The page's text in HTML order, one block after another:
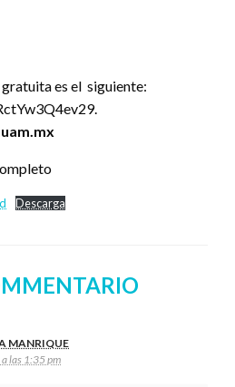
es el siguiente:
Descarga
MANRIQUE
las 1:35 pm